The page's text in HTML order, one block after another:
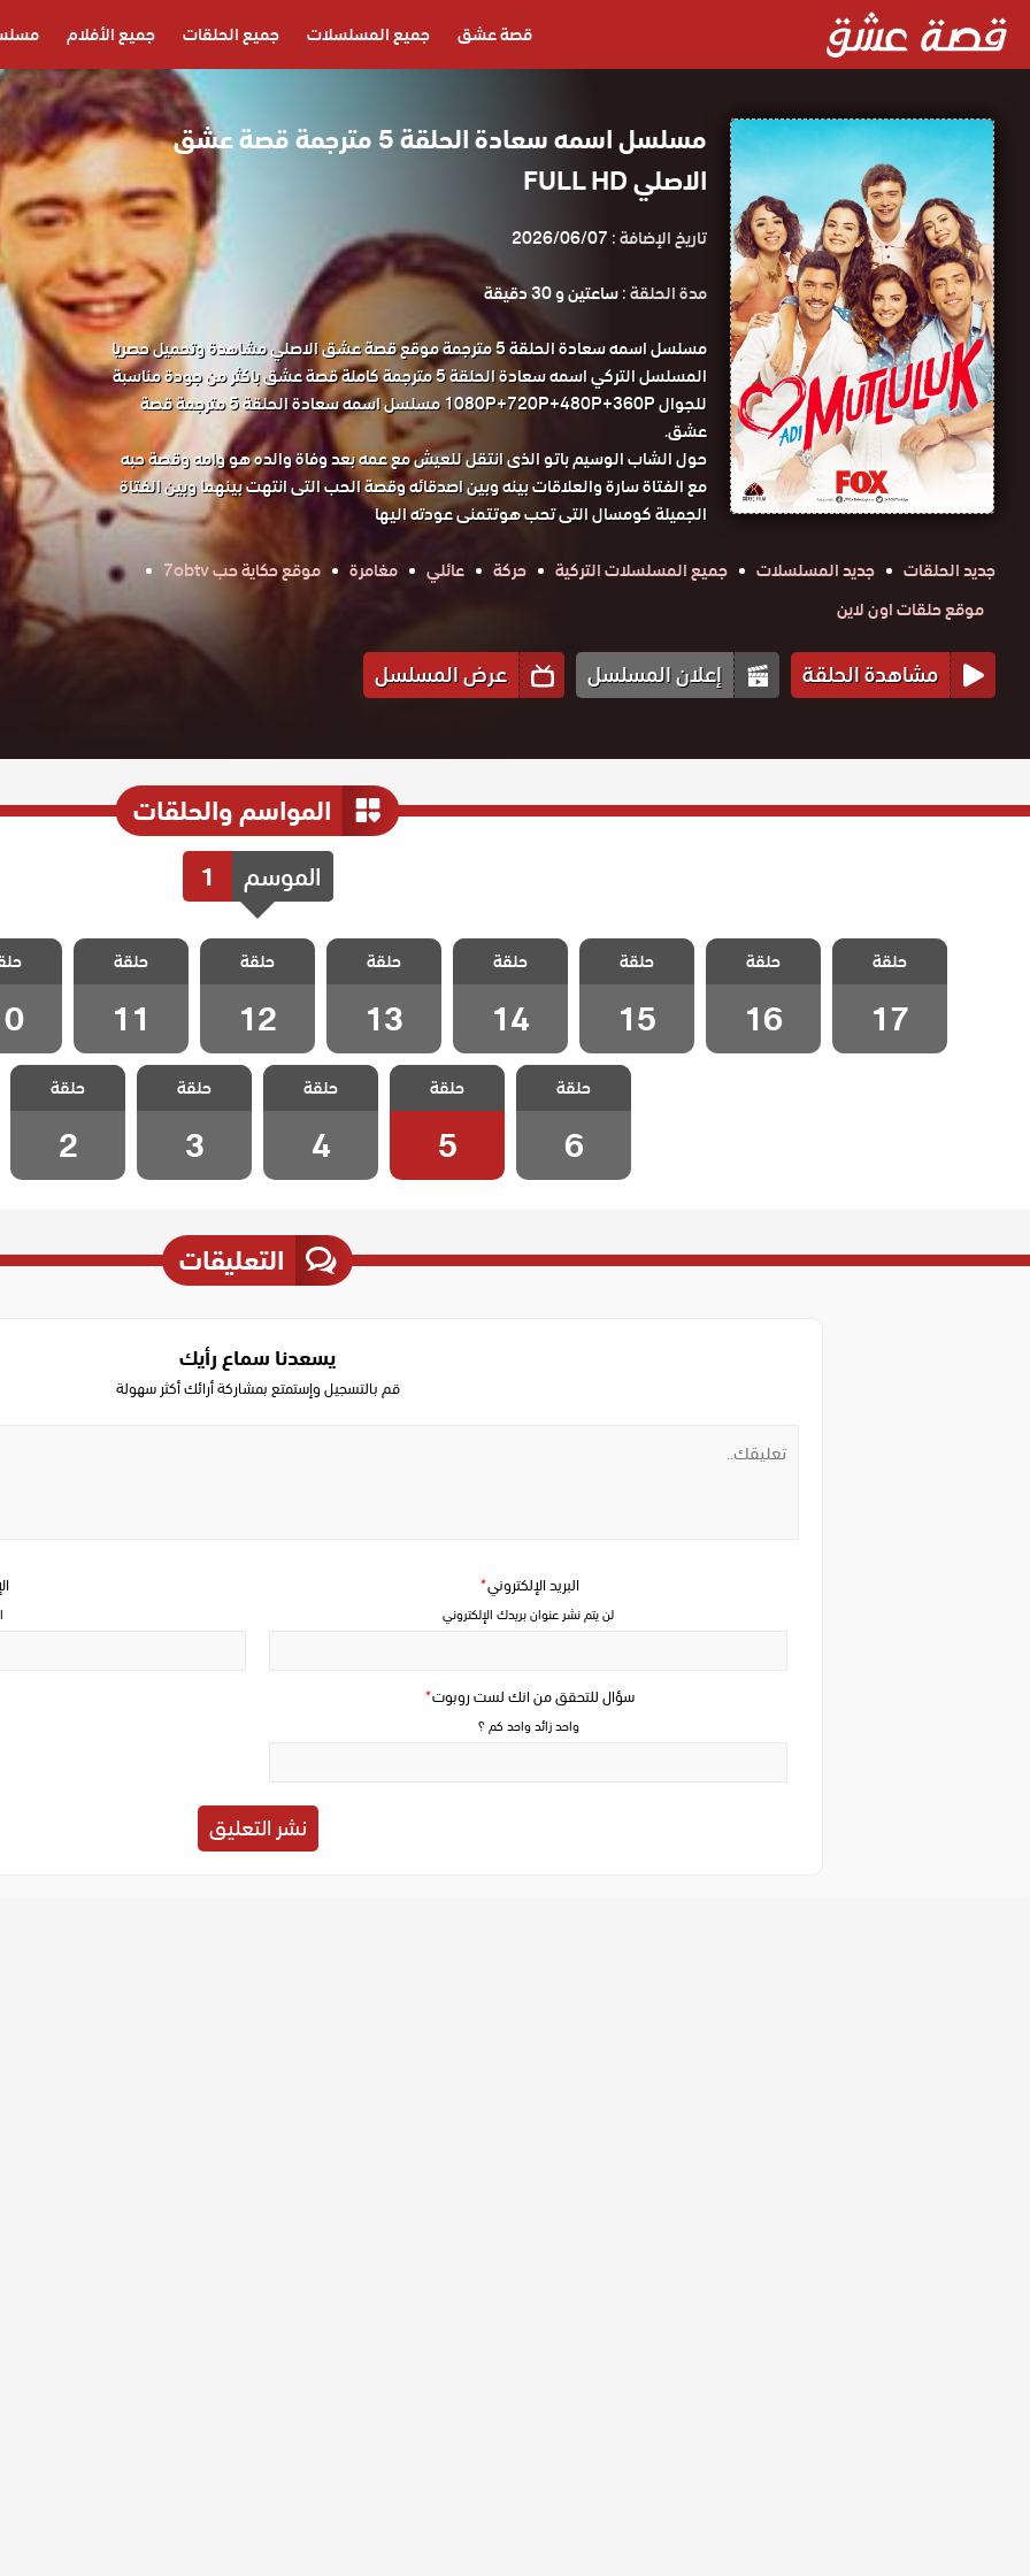
قصة عشق جميع المسلسلات جميع الحلقات جميع الأفلام
مسلسل اسمه سعادة الحلقة 5 مترجمة قصة عشق
الاصلي FULL HD
تاريخ الإضافة :2026/06/07
مدة الحلقة :ساعتين و 30 دقيقة
مسلسل اسمه سعادة الحلقة 5 مترجمة موقع قصة عشق الاصلي مشاهدة وتحميل حصريا
المسلسل التركي اسمه سعادة الحلقة 5 مترجمة كاملة قصة عشق باكثر من جودة مناسبة
للجوال 1080P+720P+480P+360P مسلسل اسمه سعادة الحلقة 5 مترجمة قصة
عشق.
حول الشاب الوسيم باتو الذى انتقل للعيش مع عمه بعد وفاة والده هو وامه وقصة حبه
مع الفتاة سارة والعلاقات بينه وبين اصدقائه وقصة الحب التى انتهت بينهما وبين الفتاة
الجميلة كومسال التى تحب هوتتمنى عودته اليها
جديد الحلقات
جديد المسلسلات جميع المسلسلات التركية حركة عائلي مغامرة
موقع حكاية حب 7obtv
موقع حلقات اون لاين
مشاهدة الحلقة إعلان المسلسل عرض المسلسل
المواسم والحلقات
الموسم 1
مسلسل اسمه
سعادة الحلقة
17 والاخيرة
حلقة
17
مسلسل اسمه
سعادة الحلقة
16
حلقة
16
مسلسل اسمه
سعادة الحلقة
15
حلقة
15
مسلسل اسمه
سعادة الحلقة
14
حلقة
14
مسلسل اسمه
سعادة الحلقة
13
حلقة
13
مسلسل اسمه
سعادة الحلقة
12
حلقة
12
مسلسل اسمه
سعادة الحلقة
11
حلقة
11
سعادة
مسلسل اسمه
سعادة الحلقة 6
حلقة
6
مسلسل اسمه
سعادة الحلقة 5
حلقة
5
مسلسل اسمه
سعادة الحلقة 4
حلقة
4
مسلسل اسمه
سعادة الحلقة 3
حلقة
3
مسلسل اسمه
سعادة الحلقة 2
حلقة
2
التعليقات
يسعدنا سماع رأيك
قم بالتسجيل وإستمتع بمشاركة أرائك أكثر سهولة
سؤال للتحقق من انك لست روبوت*
واحد زائد واحد كم ؟
البريد الإلكتروني*
لن يتم نشر عنوان بريدك الإلكتروني